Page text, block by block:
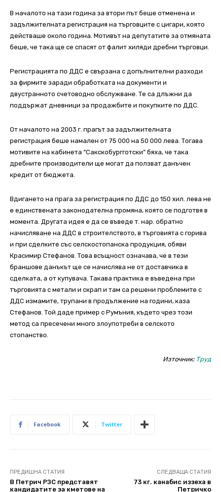
В началото на тази година за втори път беше отменена и
задължителната регистрация на търговците с цигари, която
действаше около година. Мотивът на депутатите за отмяната
беше, че така ще се спасят от фалит хиляди дребни търговци.
Регистрацията по ДДС е свързана с допълнителни разходи
за фирмите заради обработката на документи и
двустранното счетоводно обслужване. Те са длъжни да
поддържат дневници за продажбите и покупките по ДДС.
От началото на 2003 г. прагът за задължителната
регистрация беше намален от 75 000 на 50 000 лева. Тогава
мотивите на кабинета “Сакскобургготски” бяха, че така
дребните производители ще могат да ползват данъчен
кредит от бюджета.
Вдигането на прага за регистрация по ДДС до 150 хил. лева не
е единствената законодателна промяна, която се подготвя в
момента. Другата идея е да се въведе т. нар. обратно
начисляване на ДДС в строителството, в търговията с горива
и при сделките със селскостопанска продукция, обяви
Красимир Стефанов. Това всъщност означава, че в тези
браншове данъкът ще се начислява не от доставчика в
сделката, а от купувача. Такава практика е въведена при
търговията с метали и скрап и там са решени проблемите с
ДДС измамите, трупани в продължение на години, каза
Стефанов. Той даде пример с Румъния, където чрез този
метод са пресечени много злоупотреби в селското
стопанство.
Източник: Труд
Facebook Twitter
ПРЕДИШНА СТАТИЯ
В Петрич РЗС представят
кандидатите за кметове на
СЛЕДВАЩА СТАТИЯ
73 кг. канабис иззеха в
Петричко